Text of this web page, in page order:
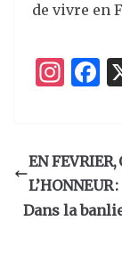
de vivre en
I
a
g
ra
F
e
b
o
EN
L’HONNEUR :
Dans la